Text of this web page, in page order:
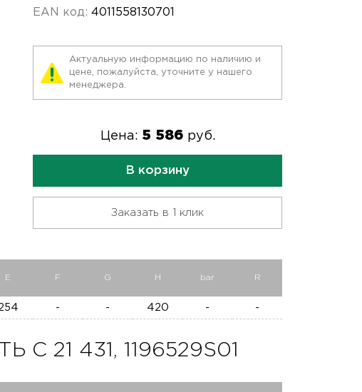
EAN код: 4011558130701
Актуальную информацию по наличию и
цене, пожалуйста, уточните у нашего
менеджера.
Цена: 5 586 руб.
В корзину
Заказать в 1 клик
E F G H bar R
- - 420 - -
21 431, 1196529S01